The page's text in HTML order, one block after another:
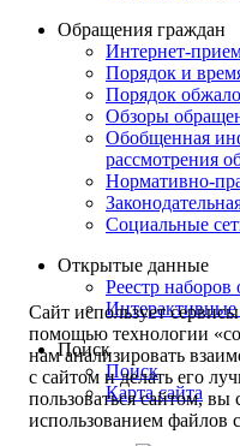
Обращения граждан
Интернет-
Порядок и
Порядок
Обзоры
Обобщенная
рассмотрения
Нормативно-
Социальные
Открытые данные
Реестр
Интерактивные
Поиск
Поиск
Карта сайта
Сайт использует
помощью технологии
нам анализировать
с сайтом и делать его
пользоваться сайтом, вы
использованием файлов